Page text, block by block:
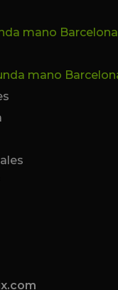
mano Barcelona
mano